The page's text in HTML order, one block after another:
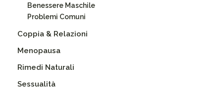
Benessere Maschile
Problemi Comuni
Coppia & Relazioni
Menopausa
Rimedi Naturali
Sessualità